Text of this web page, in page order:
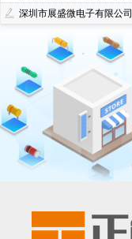
深圳市展盛微电子有限公司